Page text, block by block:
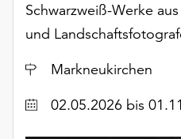
Informationen
Sie
unserer
Schwarzweiß-Werke
und
Ort
Markneukirchen
Datum02.05.2026 bis